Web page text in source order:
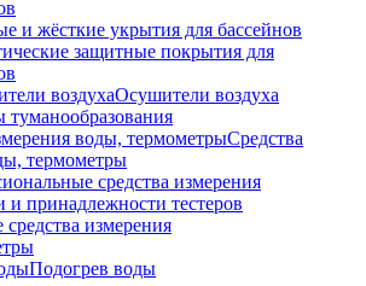
и жёсткие укрытия для бассейнов
защитные покрытия для
Осушители воздуха
туманообразования
Средства
термометры
средства измерения
и принадлежности тестеров
измерения
Подогрев воды